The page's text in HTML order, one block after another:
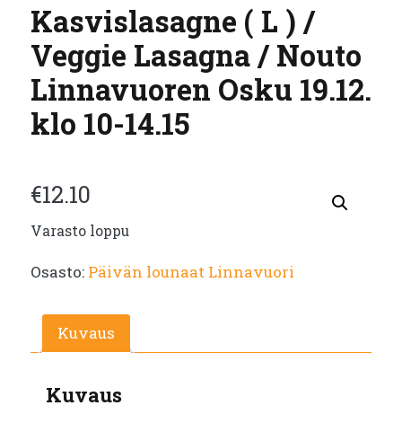
Kasvislasagne ( L ) /
Veggie Lasagna / Nouto
Linnavuoren Osku 19.12.
klo 10-14.15
€12.10
Varasto loppu
Osasto: Päivän lounaat Linnavuori
Kuvaus
Kuvaus